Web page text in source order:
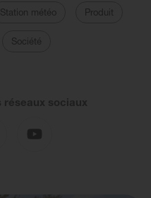
Station météo Produit
Société